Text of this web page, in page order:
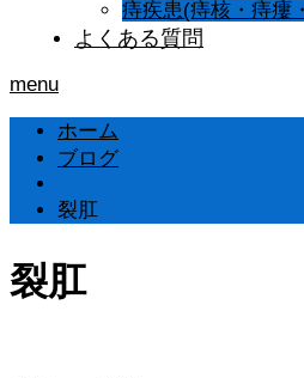
痔疾患(痔核・痔瘻
よくある質問
menu
ホーム
ブログ
裂肛
裂肛